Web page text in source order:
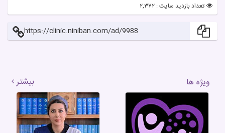
تعداد بازدید سایت : ۲,۳۷۲
https://clinic.niniban.com/ad/9988
ویژه ها بیشتر